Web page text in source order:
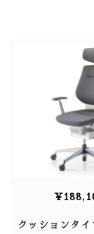
クッションタイ